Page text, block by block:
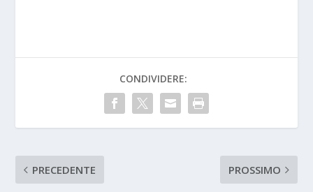
CONDIVIDERE:
PRECEDENTE PROSSIMO